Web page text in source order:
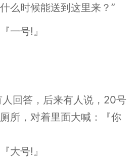
么时候能送到这里来？”
一号!』
回答，后来有人说，20号
所，对着里面大喊：『你
大号!』